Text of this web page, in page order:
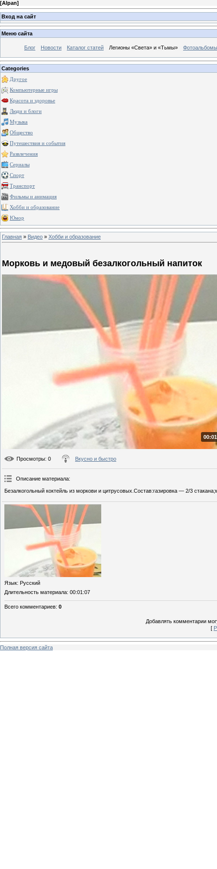
[Alpan]
Вход на сайт
Меню сайта
Блог Новости Каталог статей Легионы «Света» и «Тьмы» Фотоальбомы
Categories
Другое
Компьютерные игры
Красота и здоровье
Люди и блоги
Музыка
Общество
Путешествия и события
Развлечения
Сериалы
Спорт
Транспорт
Фильмы и анимация
Хобби и образование
Юмор
Главная » Видео » Хобби и образование
Морковь и медовый безалкогольный напиток
Просмотры: 0 Вкусно и быстро
Описание материала:
Безалкогольный коктейль из моркови и цитрусовых.Состав:газировка — 2/3
Язык: Русский
Длительность материала: 00:01:07
Всего комментариев: 0
Добавлять комментарии
[
Полная версия сайта